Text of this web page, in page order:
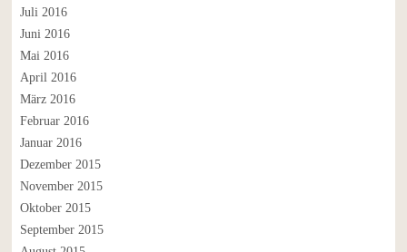
Juli 2016
Juni 2016
Mai 2016
April 2016
März 2016
Februar 2016
Januar 2016
Dezember 2015
November 2015
Oktober 2015
September 2015